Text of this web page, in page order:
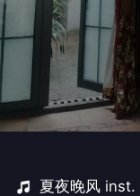
夏夜晚风 inst.